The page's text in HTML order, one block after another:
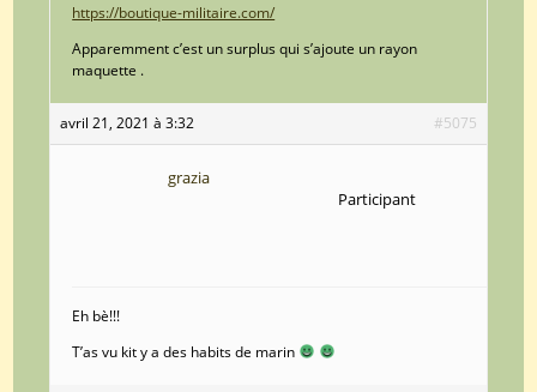
https://boutique-militaire.com/
Apparemment c’est un surplus qui s’ajoute un rayon
maquette .
avril 21, 2021 à 3:32 #5075
grazia
Participant
Eh bè!!!
T’as vu kit y a des habits de marin